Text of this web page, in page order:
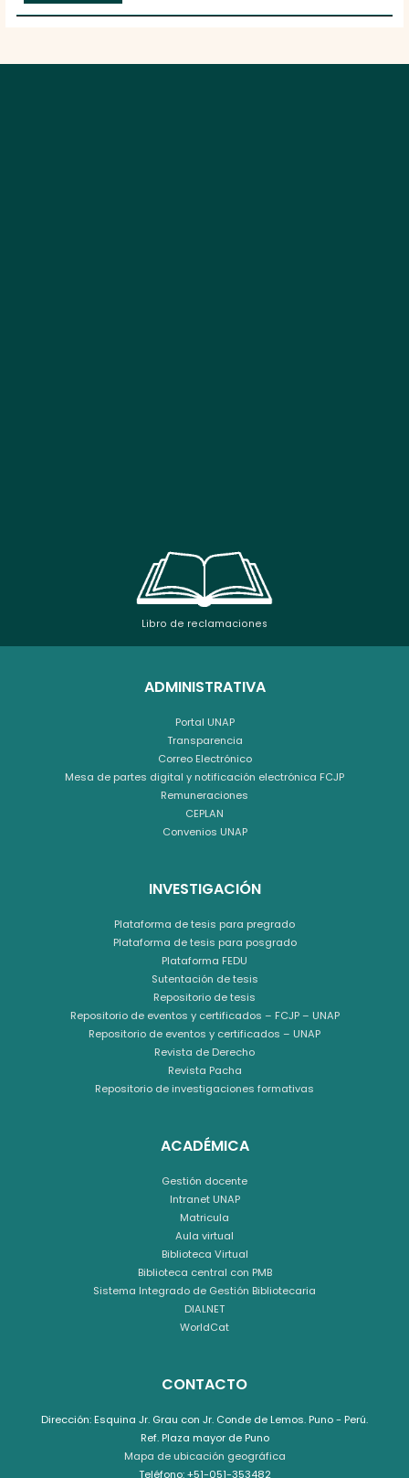
Libro de reclamaciones
ADMINISTRATIVA
Portal UNAP
Transparencia
Correo Electrónico
Mesa de partes digital y notificación electrónica FCJP
Remuneraciones
CEPLAN
Convenios UNAP
INVESTIGACIÓN
Plataforma de tesis para pregrado
Plataforma de tesis para posgrado
Plataforma FEDU
Sutentación de tesis
Repositorio de tesis
Repositorio de eventos y certificados – FCJP – UNAP
Repositorio de eventos y certificados – UNAP
Revista de Derecho
Revista Pacha
Repositorio de investigaciones formativas
ACADÉMICA
Gestión docente
Intranet UNAP
Matricula
Aula virtual
Biblioteca Virtual
Biblioteca central con PMB
Sistema Integrado de Gestión Bibliotecaria
DIALNET
WorldCat
CONTACTO
Dirección: Esquina Jr. Grau con Jr. Conde de Lemos. Puno - Perú.
Ref. Plaza mayor de Puno
Mapa de ubicación geográfica
Teléfono: +51-051-353482